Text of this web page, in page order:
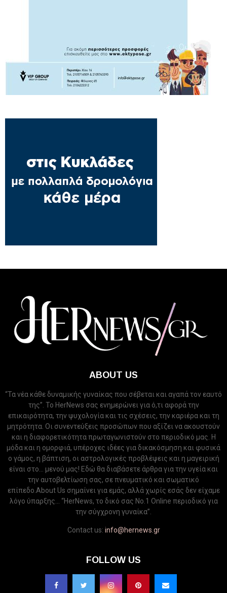
ABOUT US
“Τα νέα κάθε δυναμικής γυναίκας που σέβεται και αγαπά τον εαυτό
της”. Το HerNews σας ενημερώνει για ό,τι αφορά την
επικαιρότητα, την ψυχολογία και τις σχέσεις, την καριέρα και τη
μητρότητα. Οι συνεντεύξεις προσώπων που αξίζει να ακουστούν
και η διαφορετικότητα πρωταγωνιστούν στο περιοδικό μας. Η
μόδα και η ομορφιά, υπέροχες ιδέες για δικακόσμηση και φυσικά
ο γάμος, η βάπτιση, οι αστρολογικές προβλέψεις και η μαγειρική
είναι στο... μενού μας! Εδώ θα διαβάσετε άρθρα για την υγεία και
την αυτοβελτίωση σας, σε πνευματικό και σωματικό
επίπεδο.About Us σημαίνει για εμάς, αλλά χωρίς εσάς δεν είχαμε
λόγο ύπαρξης... “HerNews, το δικό σας Νo.1 Online περιοδικό για
την σύγχρονη γυναίκα”.
Contact us: info@hernews.gr
FOLLOW US